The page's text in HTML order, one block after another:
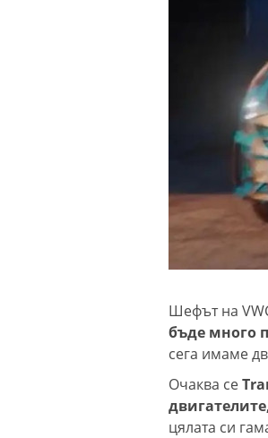
Шефът на
бъде много
сега имаме
Очаква се
цялата си